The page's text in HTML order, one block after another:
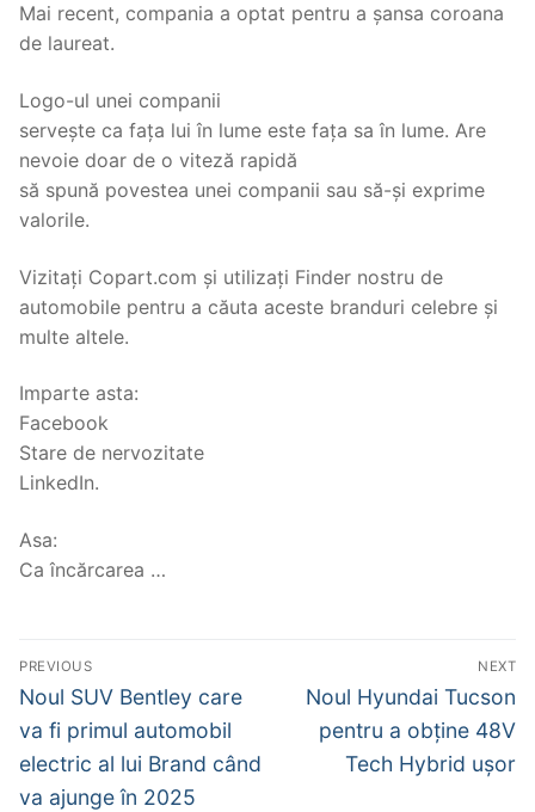
Mai recent, compania a optat pentru a șansa coroana
de laureat.
Logo-ul unei companii
servește ca fața lui în lume este fața sa în lume. Are
nevoie doar de o viteză rapidă
să spună povestea unei companii sau să-și exprime
valorile.
Vizitați Copart.com și utilizați Finder nostru de
automobile pentru a căuta aceste branduri celebre și
multe altele.
Imparte asta:
Facebook
Stare de nervozitate
LinkedIn.
Asa:
Ca încărcarea …
Post
navigation
PREVIOUS
Previous
post:
Noul SUV Bentley care
va fi primul automobil
electric al lui Brand când
va ajunge în 2025
NEXT
Next
post:
Noul Hyundai Tucson
pentru a obține 48V
Tech Hybrid ușor